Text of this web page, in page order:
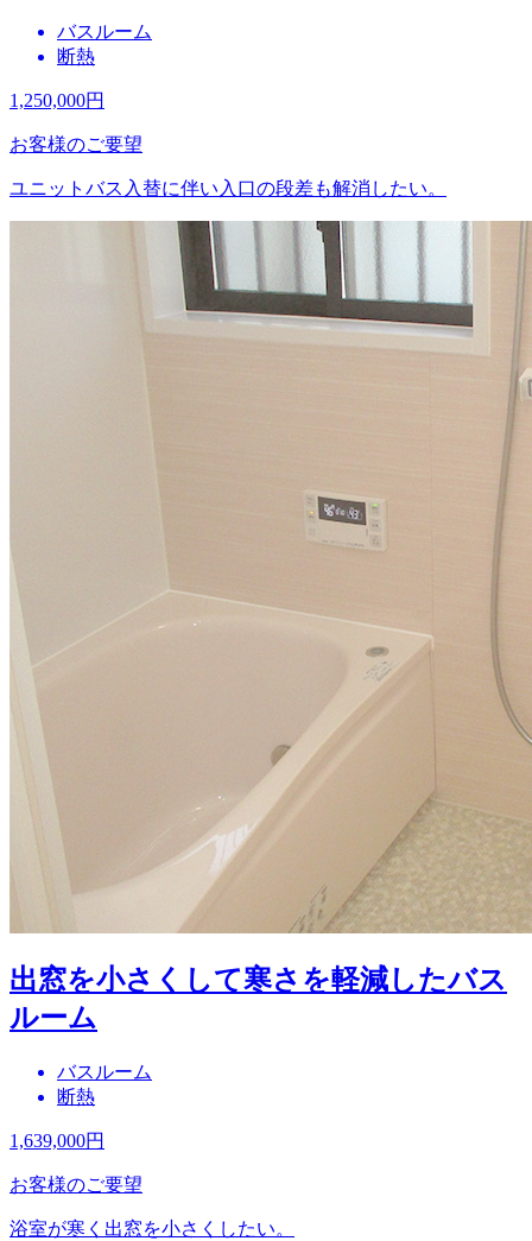
バスルーム
断熱
1,250,000円
お客様のご要望
ユニットバス入替に伴い入口の段差も解消したい。
出窓を小さくして寒さを軽減したバス
ルーム
バスルーム
断熱
1,639,000円
お客様のご要望
浴室が寒く出窓を小さくしたい。